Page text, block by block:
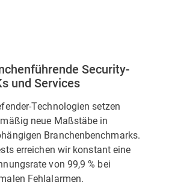
Security-
und Services
Technologien setzen
neue Maßstäbe in
Branchenbenchmarks.
erreichen wir konstant eine
von 99,9 % bei
Fehlalarmen.